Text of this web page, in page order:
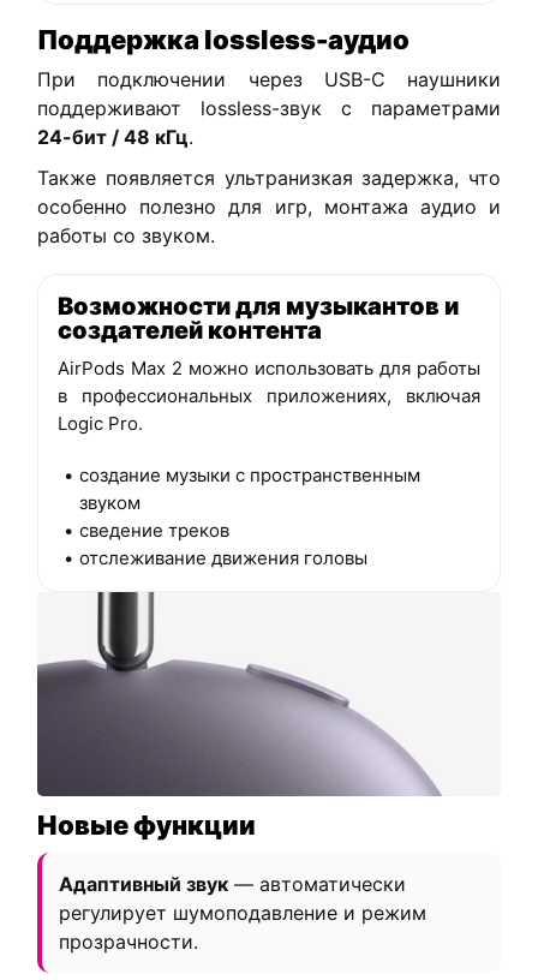
Поддержка lossless-аудио
При подключении через USB-C наушники
поддерживают lossless-звук с параметрами
24-бит / 48 кГц.
Также появляется ультранизкая задержка, что
особенно полезно для игр, монтажа аудио и
работы со звуком.
Возможности для музыкантов и
создателей контента
AirPods Max 2 можно использовать для работы
в профессиональных приложениях, включая
Logic Pro.
создание музыки с пространственным
звуком
сведение треков
отслеживание движения головы
Новые функции
Адаптивный звук — автоматически
регулирует шумоподавление и режим
прозрачности.